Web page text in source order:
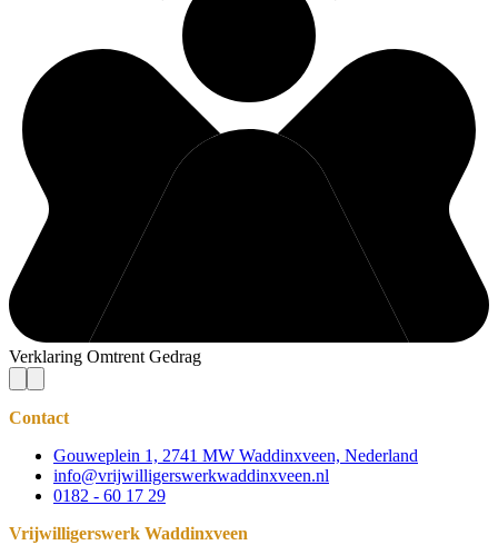
Verklaring Omtrent Gedrag
Contact
Gouweplein 1, 2741 MW Waddinxveen, Nederland
info@vrijwilligerswerkwaddinxveen.nl
0182 - 60 17 29
Vrijwilligerswerk Waddinxveen